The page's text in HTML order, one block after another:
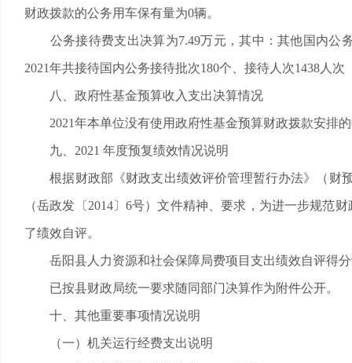
财政拨款的公务用车保有量为0辆。
公务接待费支出决算为7.49万元，其中：其他国内公
2021年共接待国内公务接待批次180个、接待人次1438人
八、政府性基金预算收入支出决算情况
2021年本单位没有使用政府性基金预算财政拨款安排
九、2021 年度预复绩效情况说明
根据财政部《财政支出绩效评价管理暂行办法》（财预
（岳政发〔2014〕6号）文件精神、要求，为进一步规范
了绩效自评。
岳阳县人力资源和社会保障局费项目支出绩效自评得分
已按县财政局统一要求随同部门决算作为附件公开。
十、其他重要事项情况说明
（一）机关运行经费支出说明